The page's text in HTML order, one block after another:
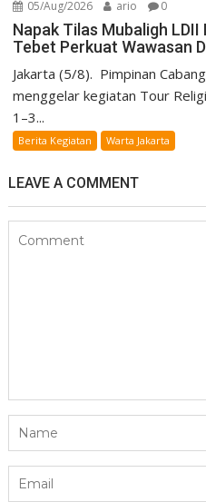
05/Aug/2026 ario 0
Napak Tilas Mubaligh
Tebet Perkuat Wawasan
Jakarta (5/8). Pimpinan
menggelar kegiatan Tour
1–3...
Berita Kegiatan Warta Jakarta
LEAVE A COMMENT